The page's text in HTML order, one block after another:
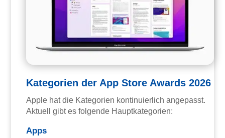
Kategorien der App Store Awards 2026
Apple hat die Kategorien kontinuierlich angepasst.
Aktuell gibt es folgende Hauptkategorien:
Apps